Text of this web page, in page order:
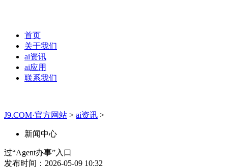
首页
关于我们
ai资讯
ai应用
联系我们
J9.COM·官方网站 > ai资讯 >
新闻中心
过“Agent办事”入口
发布时间：2026-05-09 10:32